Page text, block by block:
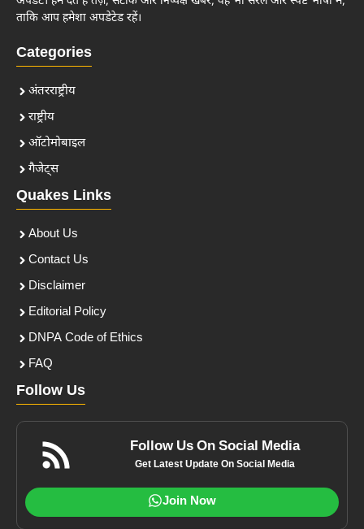
ताकि आप हमेशा अपडेटेड रहें।
Categories
अंतरराष्ट्रीय
राष्ट्रीय
ऑटोमोबाइल
गैजेट्स
Quakes Links
About Us
Contact Us
Disclaimer
Editorial Policy
DNPA Code of Ethics
FAQ
Follow Us
Follow Us On Social Media
Get Latest Update On Social Media
Join Now